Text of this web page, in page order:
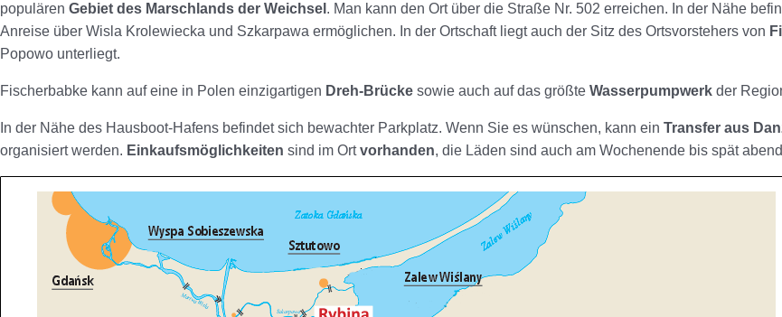
populären Gebiet des Marschlands der Weichsel . Man kann den Ort über die Straße Nr. 502 erreichen. In der Nähe
Anreise über Wisla Krolewiecka und Szkarpawa ermöglichen. In der Ortschaft liegt auch der Sitz des Ortsvorstehers von
Popowo unterliegt.
Fischerbabke kann auf eine in Polen einzigartigen Dreh-Brücke sowie auch auf das größte Wasserpumpwerk der
In der Nähe des Hausboot-Hafens befindet sich bewachter Parkplatz. Wenn Sie es wünschen, kann ein Transfer aus
organisiert werden. Einkaufsmöglichkeiten sind im Ortvorhanden, die Läden sind auch am Wochenende bis spät